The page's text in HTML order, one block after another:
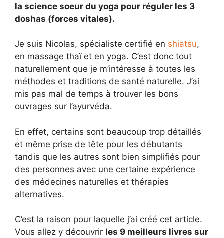
la science soeur du yoga pour réguler les 3
doshas (forces vitales).
Je suis Nicolas, spécialiste certifié en shiatsu,
en massage thaï et en yoga. C’est donc tout
naturellement que je m’intéresse à toutes les
méthodes et traditions de santé naturelle. J’ai
mis pas mal de temps à trouver les bons
ouvrages sur l’ayurvéda.
En effet, certains sont beaucoup trop détaillés
et même prise de tête pour les débutants
tandis que les autres sont bien simplifiés pour
des personnes avec une certaine expérience
des médecines naturelles et thérapies
alternatives.
C’est la raison pour laquelle j’ai créé cet article.
Vous allez y découvrir les 9 meilleurs livres sur